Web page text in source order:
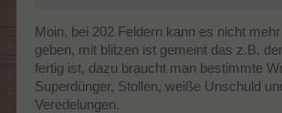
Moin, bei 202 Feldern kann es nicht
geben, mit blitzen ist gemeint das z.B.
fertig ist, dazu braucht man bestimmte
Superdünger, Stollen, weiße Unschuld
Veredelungen.